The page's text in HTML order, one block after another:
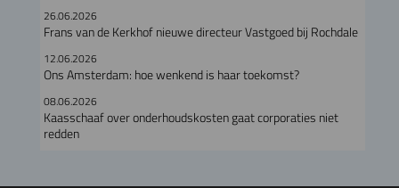
26.06.2026
Frans van de Kerkhof nieuwe directeur Vastgoed bij Rochdale
12.06.2026
Ons Amsterdam: hoe wenkend is haar toekomst?
08.06.2026
Kaasschaaf over onderhoudskosten gaat corporaties niet
redden